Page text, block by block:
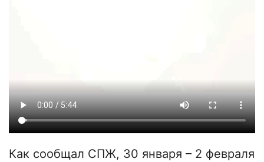
Как сообщал СПЖ, 30 января – 2 февраля